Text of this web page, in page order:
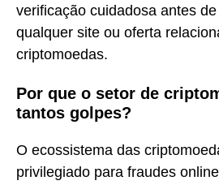
verificação cuidadosa antes
qualquer site ou oferta
criptomoedas.
Por que o setor de
tantos golpes?
O ecossistema das
privilegiado para fraudes